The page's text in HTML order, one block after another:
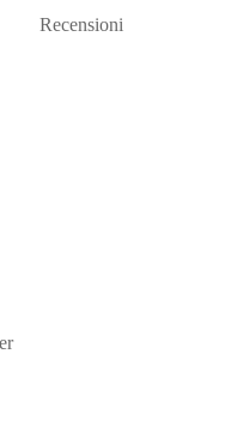
Recensioni